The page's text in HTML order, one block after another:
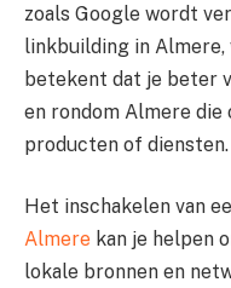
zoals Google wordt
linkbuilding in Almere,
betekent dat je beter
en rondom Almere die
producten of diensten.
Het inschakelen van
Almere kan je helpen
lokale bronnen en